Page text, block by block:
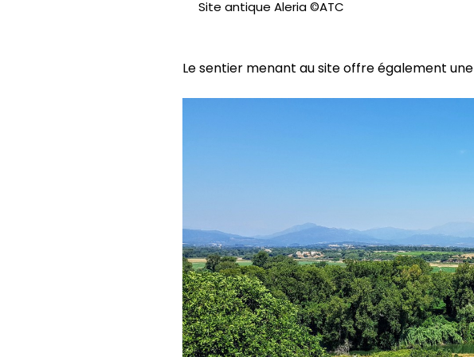
Site antique Aleria ©ATC
Le sentier menant au site offre également une